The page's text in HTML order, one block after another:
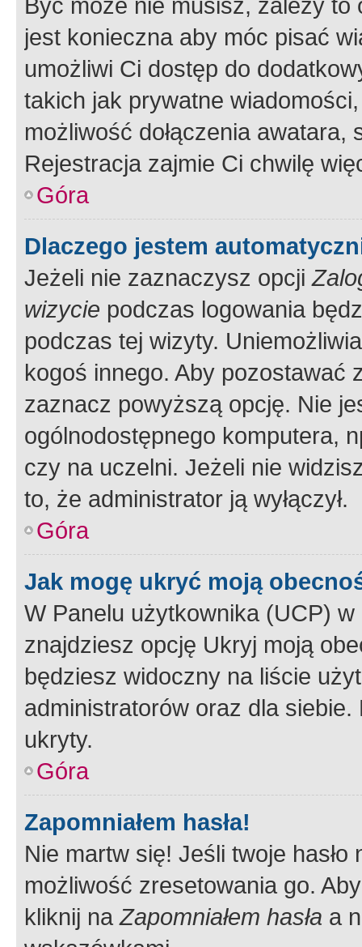
jest konieczna aby móc pisać
umożliwi Ci dostęp do
takich jak prywatne
możliwość dołączenia
Rejestracja zajmie Ci chwilę
Góra
Dlaczego jestem
Jeżeli nie zaznaczysz opcji
wizycie podczas logowania
podczas tej wizyty.
kogoś innego. Aby pozostawać
zaznacz powyższą opcję. Nie
ogólnodostępnego komputera,
czy na uczelni. Jeżeli nie
to, że administrator ją wyłączył.
Góra
Jak mogę ukryć moją
W Panelu użytkownika (UCP) w
znajdziesz opcję Ukryj moją
będziesz widoczny na liście
administratorów oraz dla
ukryty.
Góra
Zapomniałem hasła!
Nie martw się! Jeśli twoje
możliwość zresetowania go.
kliknij naZapomniałem hasła a